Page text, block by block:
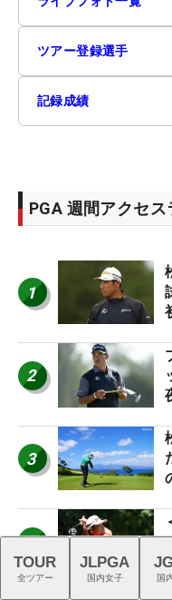
ツアー登録選手
記録成績
PGA 週間アクセ
1
2
3
4
TOUR
全ツアー
JLPGA
国内女子 国